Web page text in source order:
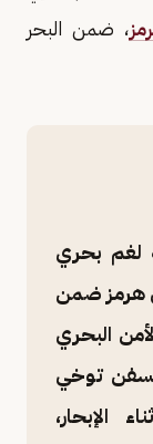
، ضمن البحر
لغم بحري
هرمز ضمن
البحري
توخي
الإبحار،